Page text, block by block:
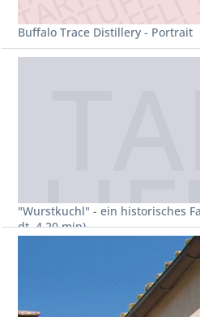
Buffalo Trace Distillery - Portrait
"Wurstkuchl" - ein historisches
dt. 4.20 min)